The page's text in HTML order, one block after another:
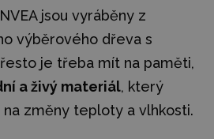
jsou vyráběny z
výběrového dřeva s
je třeba mít na paměti,
a živý materiál, který
změny teploty a vlhkosti.